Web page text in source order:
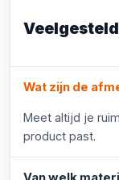
Wat zijn de
Meet altijd je
product past.